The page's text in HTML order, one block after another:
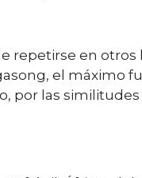
repetirse en
el máximo
por las